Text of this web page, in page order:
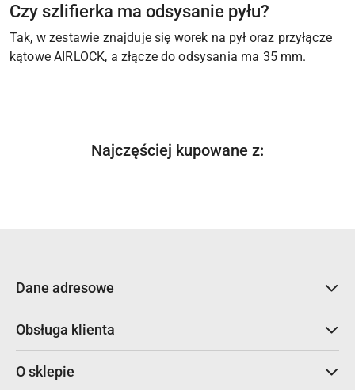
Czy szlifierka ma odsysanie pyłu?
Tak, w zestawie znajduje się worek na pył oraz przyłącze
kątowe AIRLOCK, a złącze do odsysania ma 35 mm.
Pomiń karuzelę produktów
Produkty
Najczęściej kupowane z:
Dane adresowe
Obsługa klienta
O sklepie